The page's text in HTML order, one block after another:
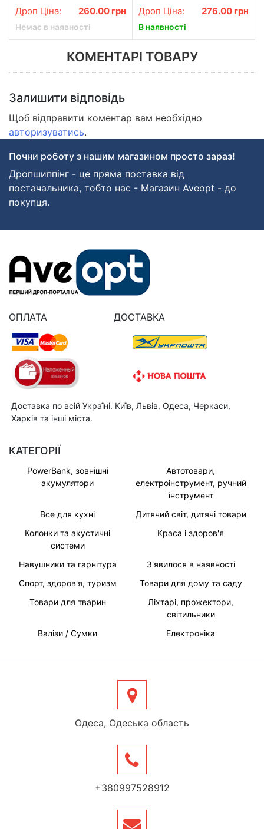
холодний обдув 1800 Вт
Дроп Ціна: 260.00 грн
Немає в наявності
людини пенсіонерів
Дроп Ціна: 276.00 грн
В наявності
КОМЕНТАРІ ТОВАРУ
Залишити відповідь
Щоб відправити коментар вам необхідно
авторизуватись.
Почни роботу з нашим магазином просто зараз!
Дропшиппінг - це пряма поставка від
постачальника, тобто нас - Магазин Aveopt - до
покупця.
ОПЛАТА ДОСТАВКА
Доставка по всій Україні. Київ, Львів, Одеса, Черкаси,
Харків та інші міста.
КАТЕГОРІЇ
PowerBank, зовнішні
акумулятори
Автотовари,
електроінструмент, ручний
інструмент
Все для кухні
Дитячий світ, дитячі товари
Колонки та акустичні
системи
Краса і здоров'я
Навушники та гарнітура
З'явилося в наявності
Спорт, здоров'я, туризм
Товари для дому та саду
Товари для тварин
Ліхтарі, прожектори,
світильники
Валізи / Сумки
Електроніка
Одеса, Одеська область
+380997528912